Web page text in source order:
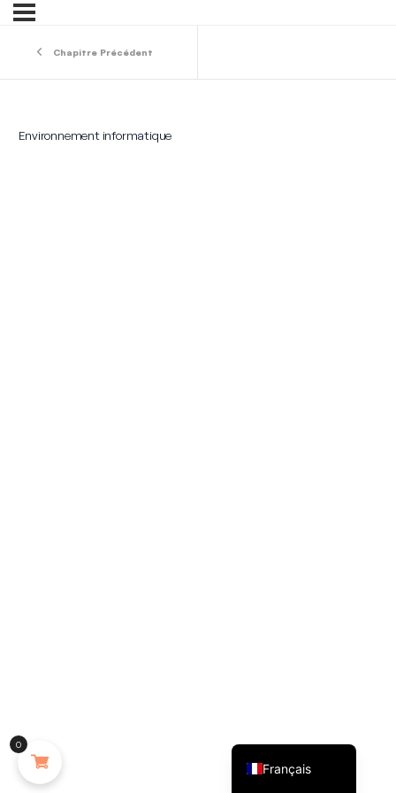
Chapitre Précédent
Environnement informatique
0
Français